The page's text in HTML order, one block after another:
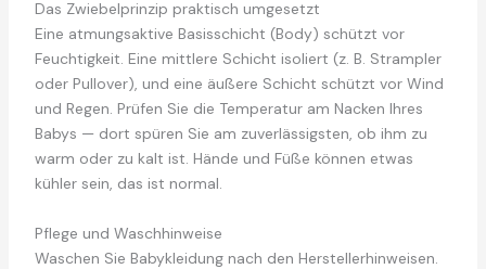
Das Zwiebelprinzip praktisch umgesetzt
Eine atmungsaktive Basisschicht (Body) schützt vor
Feuchtigkeit. Eine mittlere Schicht isoliert (z. B. Strampler
oder Pullover), und eine äußere Schicht schützt vor Wind
und Regen. Prüfen Sie die Temperatur am Nacken Ihres
Babys — dort spüren Sie am zuverlässigsten, ob ihm zu
warm oder zu kalt ist. Hände und Füße können etwas
kühler sein, das ist normal.
Pflege und Waschhinweise
Waschen Sie Babykleidung nach den Herstellerhinweisen.